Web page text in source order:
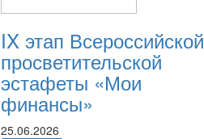
IX этап Всероссийской
просветительской
эстафеты «Мои
финансы»
25.06.2026